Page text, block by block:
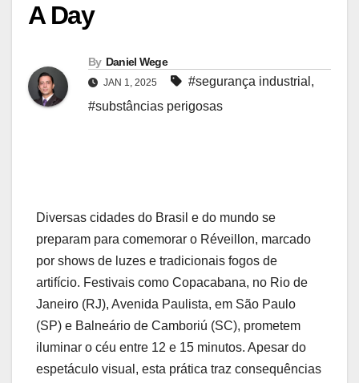
A Day
By Daniel Wege
JAN 1, 2025 #segurança industrial ,
#substâncias perigosas
Diversas cidades do Brasil e do mundo se
preparam para comemorar o Réveillon, marcado
por shows de luzes e tradicionais fogos de
artifício. Festivais como Copacabana, no Rio de
Janeiro (RJ), Avenida Paulista, em São Paulo
(SP) e Balneário de Camboriú (SC), prometem
iluminar o céu entre 12 e 15 minutos. Apesar do
espetáculo visual, esta prática traz consequências